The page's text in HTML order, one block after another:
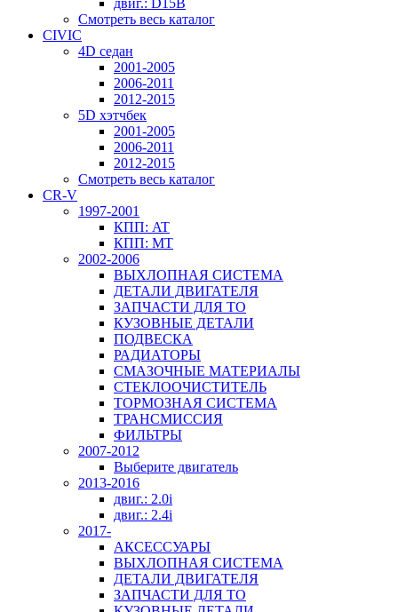
двиг.: D15B
Смотреть весь каталог
CIVIC
4D седан
2001-2005
2006-2011
2012-2015
5D хэтчбек
2001-2005
2006-2011
2012-2015
Смотреть весь каталог
CR-V
1997-2001
КПП: AT
КПП: MT
2002-2006
ВЫХЛОПНАЯ СИСТЕМА
ДЕТАЛИ ДВИГАТЕЛЯ
ЗАПЧАСТИ ДЛЯ ТО
КУЗОВНЫЕ ДЕТАЛИ
ПОДВЕСКА
РАДИАТОРЫ
СМАЗОЧНЫЕ МАТЕРИАЛЫ
СТЕКЛООЧИСТИТЕЛЬ
ТОРМОЗНАЯ СИСТЕМА
ТРАНСМИССИЯ
ФИЛЬТРЫ
2007-2012
Выберите двигатель
2013-2016
двиг.: 2.0i
двиг.: 2.4i
2017-
АКСЕССУАРЫ
ВЫХЛОПНАЯ СИСТЕМА
ДЕТАЛИ ДВИГАТЕЛЯ
ЗАПЧАСТИ ДЛЯ ТО